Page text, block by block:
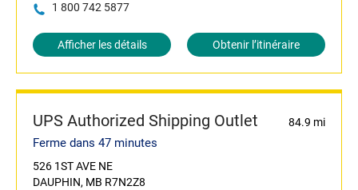
1 800 742 5877
Afficher les détails Obtenir l’itinéraire
UPS Authorized Shipping Outlet 84.9 mi
Ferme dans 47 minutes
526 1ST AVE NE
DAUPHIN, MB R7N2Z8